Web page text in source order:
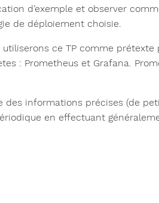
d’exemple et observer
de déploiement choisie.
ce TP comme prétexte
: Prometheus et Grafana.
des informations précises (de
en effectuant